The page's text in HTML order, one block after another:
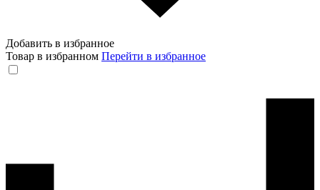
Добавить в избранное
Товар в избранном Перейти в избранное